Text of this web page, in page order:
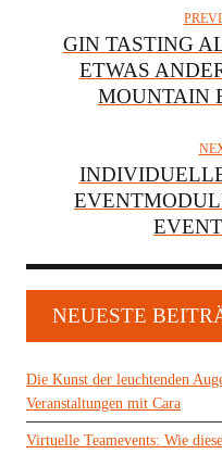
GIN TASTING
ETWAS
MOUNTAIN
NEUESTE
Die Kunst der leuchtenden
Veranstaltungen mit Cara
Virtuelle Teamevents: Wie